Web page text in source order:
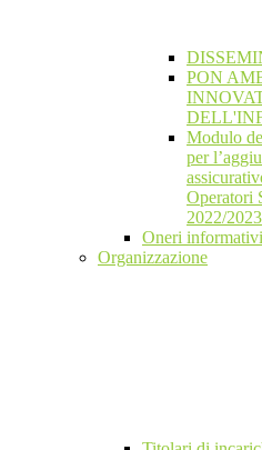
PON
Modulo
per
Operatori
2022/2023
Oneri
Organizzazione